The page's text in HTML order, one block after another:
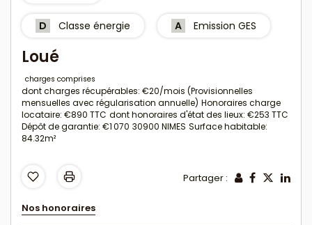
D Classe énergie A Emission GES
Loué
charges comprises
dont charges récupérables: €20/mois (Provisionnelles
mensuelles avec régularisation annuelle) Honoraires charge
locataire: €890 TTC dont honoraires d'état des lieux: €253 TTC
Dépôt de garantie: €1 070 30900 NIMES Surface habitable:
84.32m²
Partager :
Nos honoraires